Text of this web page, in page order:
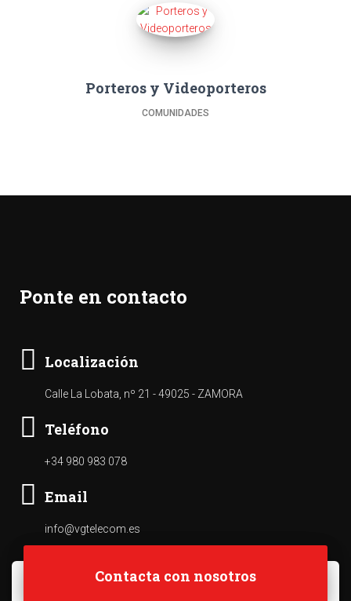
Porteros y Videoporteros
COMUNIDADES
Ponte en contacto
Localización
Calle La Lobata, nº 21 - 49025 - ZAMORA
Teléfono
+34 980 983 078
Email
info@vgtelecom.es
Contacta con nosotros